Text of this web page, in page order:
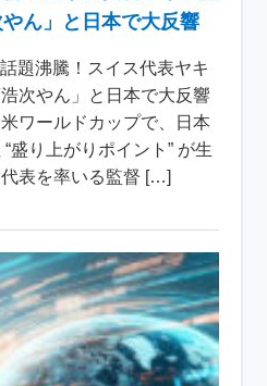
ん」と日本で大反響
題沸騰！スイス代表ヤキ
次やん」と日本で大反響
ワールドカップで、日本
盛り上がりポイント” が生
表を率いる監督 […]